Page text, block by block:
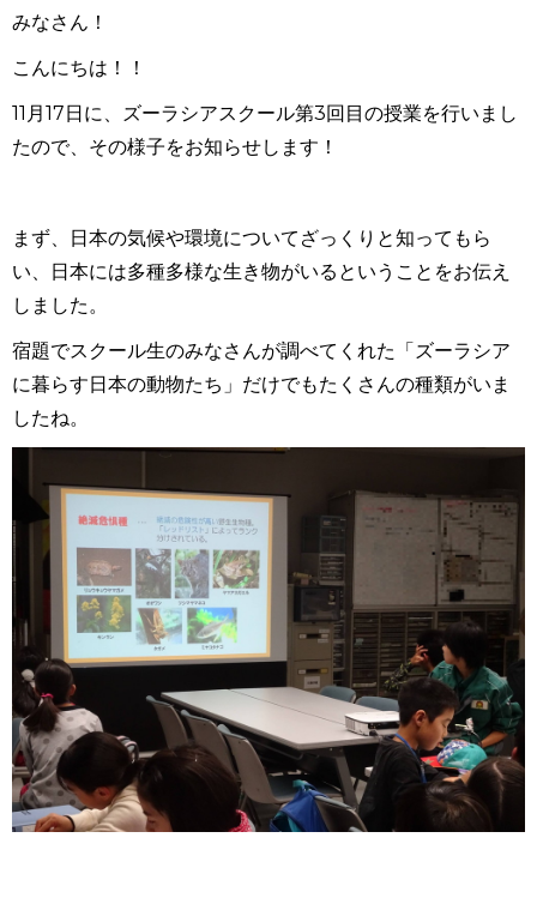
みなさん！
こんにちは！！
11月17日に、ズーラシアスクール第3回目の授業を行いまし
たので、その様子をお知らせします！
まず、日本の気候や環境についてざっくりと知ってもら
い、日本には多種多様な生き物がいるということをお伝え
しました。
宿題でスクール生のみなさんが調べてくれた「ズーラシア
に暮らす日本の動物たち」だけでもたくさんの種類がいま
したね。